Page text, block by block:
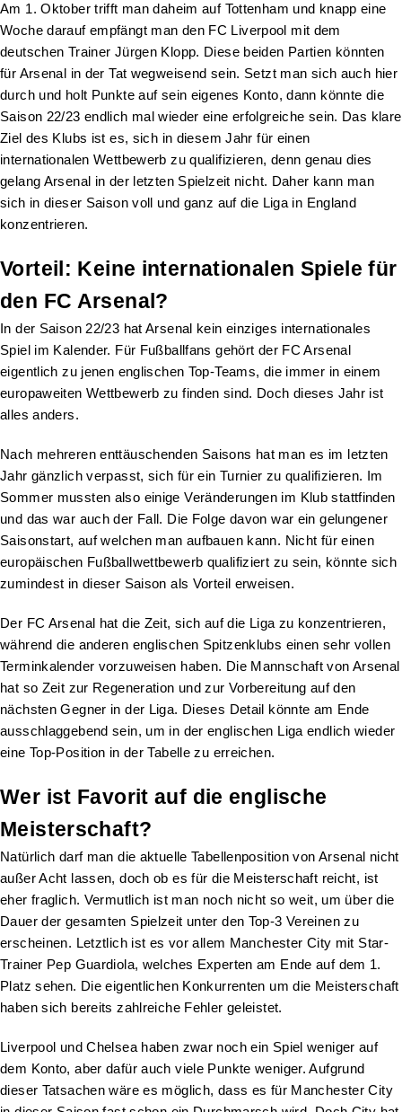
Am 1. Oktober trifft man daheim auf Tottenham und knapp eine
Woche darauf empfängt man den FC Liverpool mit dem
deutschen Trainer Jürgen Klopp. Diese beiden Partien könnten
für Arsenal in der Tat wegweisend sein. Setzt man sich auch hier
durch und holt Punkte auf sein eigenes Konto, dann könnte die
Saison 22/23 endlich mal wieder eine erfolgreiche sein. Das klare
Ziel des Klubs ist es, sich in diesem Jahr für einen
internationalen Wettbewerb zu qualifizieren, denn genau dies
gelang Arsenal in der letzten Spielzeit nicht. Daher kann man
sich in dieser Saison voll und ganz auf die Liga in England
konzentrieren.
Vorteil: Keine internationalen Spiele für
den FC Arsenal?
In der Saison 22/23 hat Arsenal kein einziges internationales
Spiel im Kalender. Für Fußballfans gehört der FC Arsenal
eigentlich zu jenen englischen Top-Teams, die immer in einem
europaweiten Wettbewerb zu finden sind. Doch dieses Jahr ist
alles anders.
Nach mehreren enttäuschenden Saisons hat man es im letzten
Jahr gänzlich verpasst, sich für ein Turnier zu qualifizieren. Im
Sommer mussten also einige Veränderungen im Klub stattfinden
und das war auch der Fall. Die Folge davon war ein gelungener
Saisonstart, auf welchen man aufbauen kann. Nicht für einen
europäischen Fußballwettbewerb qualifiziert zu sein, könnte sich
zumindest in dieser Saison als Vorteil erweisen.
Der FC Arsenal hat die Zeit, sich auf die Liga zu konzentrieren,
während die anderen englischen Spitzenklubs einen sehr vollen
Terminkalender vorzuweisen haben. Die Mannschaft von Arsenal
hat so Zeit zur Regeneration und zur Vorbereitung auf den
nächsten Gegner in der Liga. Dieses Detail könnte am Ende
ausschlaggebend sein, um in der englischen Liga endlich wieder
eine Top-Position in der Tabelle zu erreichen.
Wer ist Favorit auf die englische
Meisterschaft?
Natürlich darf man die aktuelle Tabellenposition von Arsenal nicht
außer Acht lassen, doch ob es für die Meisterschaft reicht, ist
eher fraglich. Vermutlich ist man noch nicht so weit, um über die
Dauer der gesamten Spielzeit unter den Top-3 Vereinen zu
erscheinen. Letztlich ist es vor allem Manchester City mit Star-
Trainer Pep Guardiola, welches Experten am Ende auf dem 1.
Platz sehen. Die eigentlichen Konkurrenten um die Meisterschaft
haben sich bereits zahlreiche Fehler geleistet.
Liverpool und Chelsea haben zwar noch ein Spiel weniger auf
dem Konto, aber dafür auch viele Punkte weniger. Aufgrund
dieser Tatsachen wäre es möglich, dass es für Manchester City